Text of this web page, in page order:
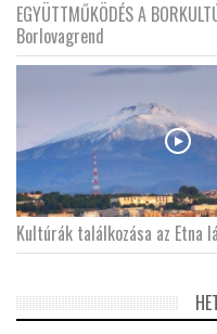
EGYÜTTMŰKÖDÉS A
Borlovagrend
Kultúrák találkozása az Etna